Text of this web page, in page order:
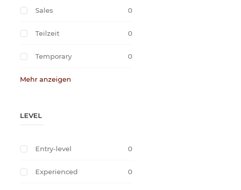
Sales 0
Teilzeit 0
Temporary 0
Mehr anzeigen
LEVEL
Entry-level 0
Experienced 0